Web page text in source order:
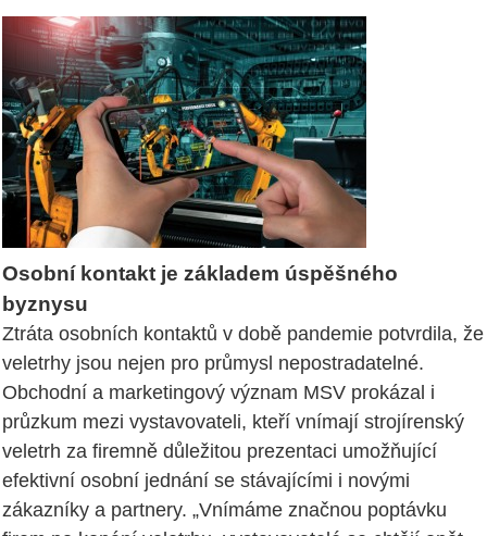
Osobní kontakt je základem úspěšného
byznysu
Ztráta osobních kontaktů v době pandemie potvrdila, že
veletrhy jsou nejen pro průmysl nepostradatelné.
Obchodní a marketingový význam MSV prokázal i
průzkum mezi vystavovateli, kteří vnímají strojírenský
veletrh za firemně důležitou prezentaci umožňující
efektivní osobní jednání se stávajícími i novými
zákazníky a partnery. „Vnímáme značnou poptávku